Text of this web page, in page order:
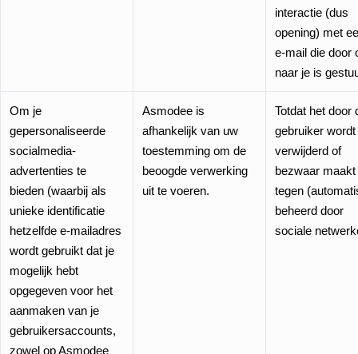
interactie (dus
opening) met
e-mail die door
naar je is
Om je
gepersonaliseerde
socialmedia-
advertenties te
bieden (waarbij als
unieke identificatie
hetzelfde e-mailadres
wordt gebruikt dat je
mogelijk hebt
opgegeven voor het
aanmaken van je
gebruikersaccounts,
zowel op Asmodee
Asmodee is
afhankelijk van uw
toestemming om de
beoogde verwerking
uit te voeren.
Totdat het door
gebruiker wordt
verwijderd of
bezwaar maakt
tegen
beheerd door
sociale